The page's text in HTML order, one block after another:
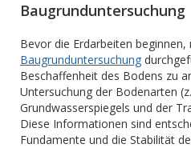
Baugrunduntersuchung
Bevor die Erdarbeiten beginnen,
Baugrunduntersuchung
Beschaffenheit des Bodens zu
Untersuchung der Bodenarten
Grundwasserspiegels und der
Diese Informationen sind
Fundamente und die Stabilität